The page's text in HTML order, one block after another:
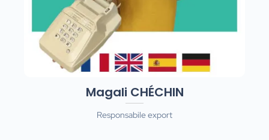
Magali CHÉCHIN
Responsabile export